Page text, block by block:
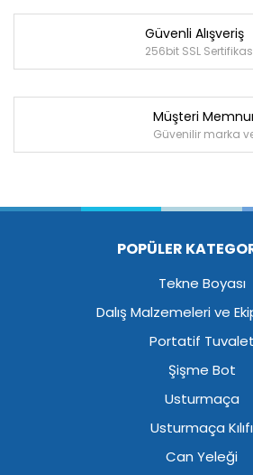
Güvenli Alışveriş
256bit SSL
Müşteri
Güvenilir marka
POPÜLER
Tekne Boyası
Dalış Malzemeleri ve
Portatif Tuvalet
Şişme Bot
Usturmaça
Usturmaça Kılıfı
Can Yeleği